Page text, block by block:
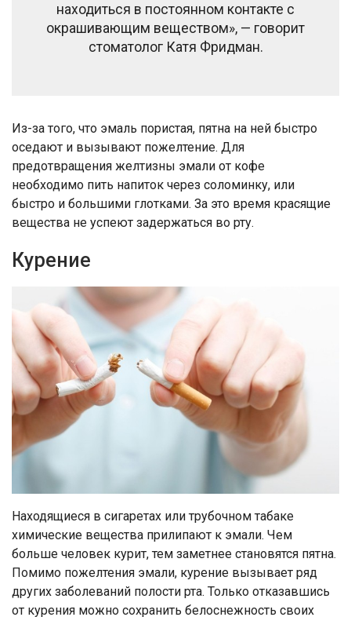
находиться в постоянном контакте с
окрашивающим веществом», — говорит
стоматолог Катя Фридман.
Из-за того, что эмаль пористая, пятна на ней быстро
оседают и вызывают пожелтение. Для
предотвращения желтизны эмали от кофе
необходимо пить напиток через соломинку, или
быстро и большими глотками. За это время красящие
вещества не успеют задержаться во рту.
Курение
Находящиеся в сигаретах или трубочном табаке
химические вещества прилипают к эмали. Чем
больше человек курит, тем заметнее становятся пятна.
Помимо пожелтения эмали, курение вызывает ряд
других заболеваний полости рта. Только отказавшись
от курения можно сохранить белоснежность своих